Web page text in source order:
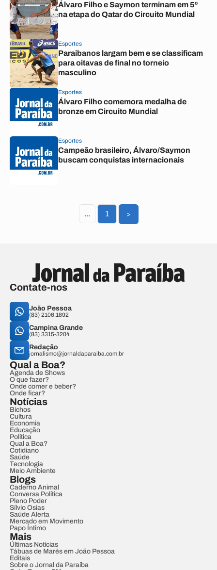
Álvaro Filho e Saymon terminam em 5º
na etapa do Qatar do Circuito Mundial
Esportes
Paraibanos largam bem e se classificam
para oitavas de final no torneio
masculino
Esportes
Álvaro Filho comemora medalha de
bronze em Circuito Mundial
Esportes
Campeão brasileiro, Álvaro/Saymon
buscam conquistas internacionais
... 1 >
Contate-nos
João Pessoa
(83) 2106.1892
Campina Grande
(83) 3315-3204
Redação
jornalismo@jornaldaparaiba.com.br
Qual a Boa?
Agenda de Shows
O que fazer?
Onde comer e beber?
Onde ficar?
Notícias
Bichos
Cultura
Economia
Educação
Política
Qual a Boa?
Cotidiano
Saúde
Tecnologia
Meio Ambiente
Blogs
Caderno Animal
Conversa Política
Pleno Poder
Sílvio Osias
Saúde Alerta
Mercado em Movimento
Papo Íntimo
Mais
Últimas Notícias
Tábuas de Marés em João Pessoa
Editais
Sobre o Jornal da Paraíba